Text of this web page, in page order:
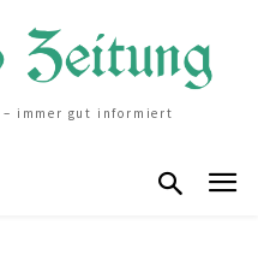
– immer gut informiert